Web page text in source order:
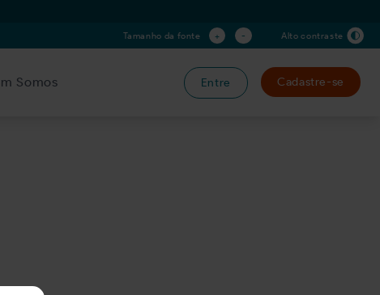
Tamanho da fonte + - Alto contraste
Somos Entre Cadastre-se